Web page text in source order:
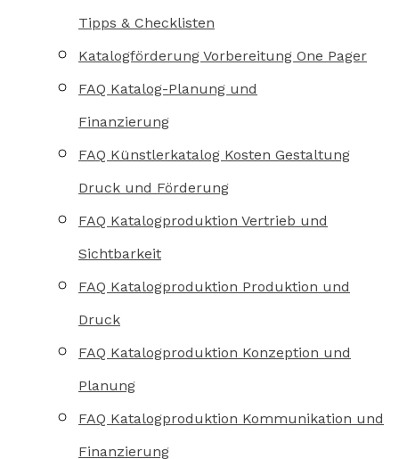
Tipps & Checklisten
Katalogförderung Vorbereitung One Pager
FAQ Katalog-Planung und
Finanzierung
FAQ Künstlerkatalog Kosten Gestaltung
Druck und Förderung
FAQ Katalogproduktion Vertrieb und
Sichtbarkeit
FAQ Katalogproduktion Produktion und
Druck
FAQ Katalogproduktion Konzeption und
Planung
FAQ Katalogproduktion Kommunikation und
Finanzierung